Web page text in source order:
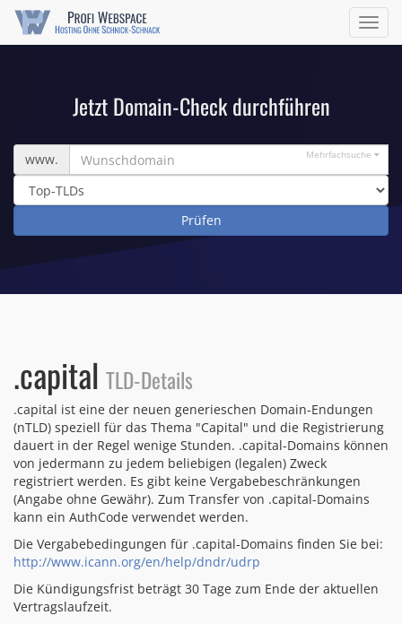
ein/
Jetzt Domain-Check durchführen
Wunschdomain
www. Mehrfachsuche
.capital TLD-Details
.capital ist eine der neuen generieschen Domain-Endungen
(nTLD) speziell für das Thema "Capital" und die Registrierung
dauert in der Regel wenige Stunden. .capital-Domains können
von jedermann zu jedem beliebigen (legalen) Zweck
registriert werden. Es gibt keine Vergabebeschränkungen
(Angabe ohne Gewähr). Zum Transfer von .capital-Domains
kann ein AuthCode verwendet werden.
Die Vergabebedingungen für .capital-Domains finden Sie bei:
http://www.icann.org/en/help/dndr/udrp
Die Kündigungsfrist beträgt 30 Tage zum Ende der aktuellen
Vertragslaufzeit.